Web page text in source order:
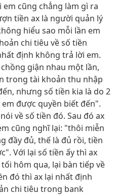
em cũng chẳng làm gì ra
tiền ax là người quản lý
hiểu sao mỗi lần em
chi tiêu về số tiền
định không trả lời em.
giận nhau một lần,
trong tài khoản thu nhập
nhưng số tiền kia là do 2
được quyền biết đến".
về số tiền đó. Sau đó ax
cũng nghĩ lại: "thôi miễn
đầy đủ, thế là đủ rồi, tiền
Với lại số tiền ấy thì ax
hôm qua, lại bàn tiếp về
đó thì ax lại nhất định
chi tiêu trong bank